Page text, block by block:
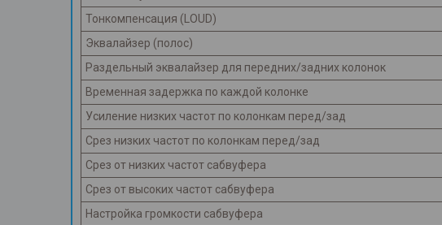
Тонкомпенсация (LOUD)
Эквалайзер (полос)
Раздельный эквалайзер для передних/задних колонок
Временная задержка по каждой колонке
Усиление низких частот по колонкам перед/зад
Срез низких частот по колонкам перед/зад
Срез от низких частот сабвуфера
Срез от высоких частот сабвуфера
Настройка громкости сабвуфера